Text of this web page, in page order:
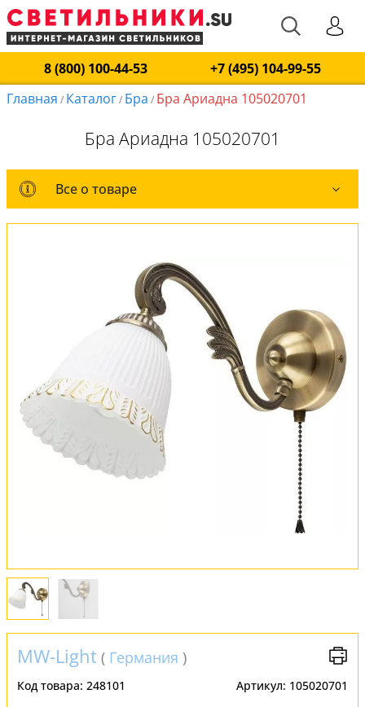
8 (800) 100-44-53
+7 (495) 104-99-55
Главная / Каталог/ Бра / Бра Ариадна 105020701
Бра Ариадна 105020701
Все о товаре
Все о товаре
Комплект лампочек
Вся коллекция
Оплата и доставка
Обмен и возврат
Установка
FAQ
MW-Light ( Германия )
Код товара: 248101 Артикул: 105020701